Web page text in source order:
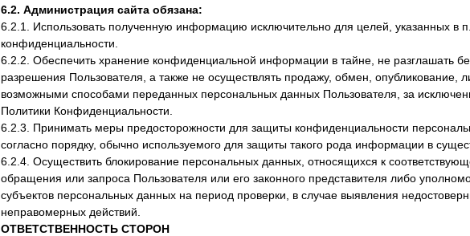
6.2. Администрация сайта обязана:
6.2.1. Использовать полученную информацию исключительно для целей, указанных в
конфиденциальности.
6.2.2. Обеспечить хранение конфиденциальной информации в тайне, не разглашать
разрешения Пользователя, а также не осуществлять продажу, обмен, опубликование,
возможными способами переданных персональных данных Пользователя, за
Политики Конфиденциальности.
6.2.3. Принимать меры предосторожности для защиты конфиденциальности
согласно порядку, обычно используемого для защиты такого рода информации в
6.2.4. Осуществить блокирование персональных данных, относящихся к
обращения или запроса Пользователя или его законного представителя либо
субъектов персональных данных на период проверки, в случае выявления
неправомерных действий.
ОТВЕТСТВЕННОСТЬ СТОРОН